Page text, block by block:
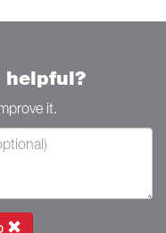
helpful?
it.